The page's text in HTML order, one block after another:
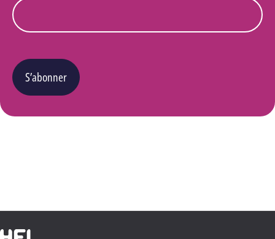
S’abonner
Haute École Libre Mosane